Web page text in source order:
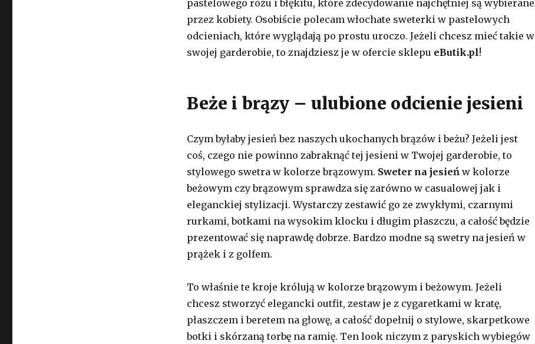
pastelowego różu i błękitu, które zdecydowanie najchętniej są wybierane
przez kobiety. Osobiście polecam włochate sweterki w pastelowych
odcieniach, które wyglądają po prostu uroczo. Jeżeli chcesz mieć takie w
swojej garderobie, to znajdziesz je w ofercie sklepu eButik.pl!
Beże i brązy – ulubione odcienie jesieni
Czym byłaby jesień bez naszych ukochanych brązów i beżu? Jeżeli jest
coś, czego nie powinno zabraknąć tej jesieni w Twojej garderobie, to
stylowego swetra w kolorze brązowym. Sweter na jesień w kolorze
beżowym czy brązowym sprawdza się zarówno w casualowej jak i
eleganckiej stylizacji. Wystarczy zestawić go ze zwykłymi, czarnymi
rurkami, botkami na wysokim klocku i długim płaszczu, a całość będzie
prezentować się naprawdę dobrze. Bardzo modne są swetry na jesień w
prążek i z golfem.
To właśnie te kroje królują w kolorze brązowym i beżowym. Jeżeli
chcesz stworzyć elegancki outfit, zestaw je z cygaretkami w kratę,
płaszczem i beretem na głowę, a całość dopełnij o stylowe, skarpetkowe
botki i skórzaną torbę na ramię. Ten look niczym z paryskich wybiegów